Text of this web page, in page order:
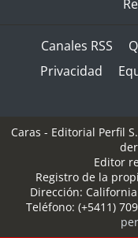
Canales RSS
Privacidad
Caras - Editorial Perfil
Editor
Registro de la
Dirección:
Teléfono: (+5411)